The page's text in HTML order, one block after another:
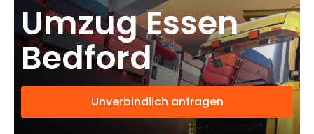
Umzug Essen
Bedford
Unverbindlich anfragen